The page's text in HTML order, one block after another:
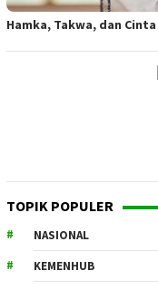
Hamka, Takwa, dan
TOPIK POPULER
NASIONAL
KEMENHUB